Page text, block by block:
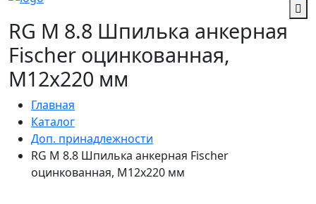
RG M 8.8 Шпилька анкерная
Fischer оцинкованная,
M12x220 мм
Главная
Каталог
Доп. принадлежности
RG M 8.8 Шпилька анкерная Fischer
оцинкованная, M12x220 мм